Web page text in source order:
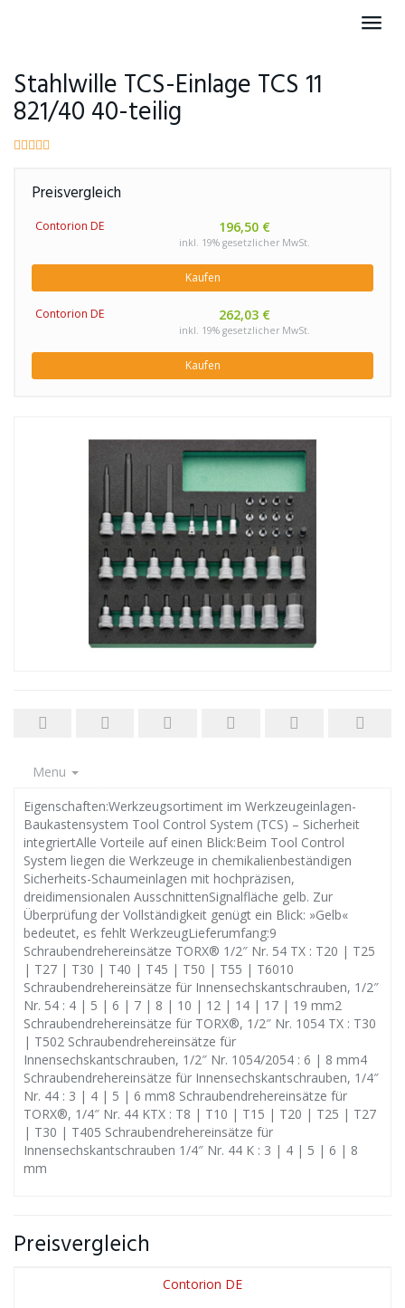
Stahlwille TCS-Einlage TCS 11
821/40 40-teilig
Preisvergleich
Contorion DE 196,50 €
inkl. 19% gesetzlicher MwSt.
Kaufen
Contorion DE 262,03 €
inkl. 19% gesetzlicher MwSt.
Kaufen
Menu
Eigenschaften:Werkzeugsortiment im Werkzeugeinlagen-
Baukastensystem Tool Control System (TCS) – Sicherheit
integriertAlle Vorteile auf einen Blick:Beim Tool Control
System liegen die Werkzeuge in chemikalienbeständigen
Sicherheits-Schaumeinlagen mit hochpräzisen,
dreidimensionalen AusschnittenSignalfläche gelb. Zur
Überprüfung der Vollständigkeit genügt ein Blick: »Gelb«
bedeutet, es fehlt WerkzeugLieferumfang:9
Schraubendrehereinsätze TORX® 1/2″ Nr. 54 TX : T20 | T25
| T27 | T30 | T40 | T45 | T50 | T55 | T6010
Schraubendrehereinsätze für Innensechskantschrauben, 1/2″
Nr. 54 : 4 | 5 | 6 | 7 | 8 | 10 | 12 | 14 | 17 | 19 mm2
Schraubendrehereinsätze für TORX®, 1/2″ Nr. 1054 TX : T30
| T502 Schraubendrehereinsätze für
Innensechskantschrauben, 1/2″ Nr. 1054/2054 : 6 | 8 mm4
Schraubendrehereinsätze für Innensechskantschrauben, 1/4″
Nr. 44 : 3 | 4 | 5 | 6 mm8 Schraubendrehereinsätze für
TORX®, 1/4″ Nr. 44 KTX : T8 | T10 | T15 | T20 | T25 | T27
| T30 | T405 Schraubendrehereinsätze für
Innensechskantschrauben 1/4″ Nr. 44 K : 3 | 4 | 5 | 6 | 8
mm
Preisvergleich
Contorion DE